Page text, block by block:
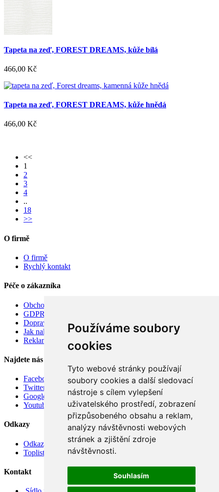
Používáme soubory
cookies
Tyto webové stránky používají
soubory cookies a další sledovací
nástroje s cílem vylepšení
uživatelského prostředí, zobrazení
přizpůsobeného obsahu a reklam,
analýzy návštěvnosti webových
stránek a zjištění zdroje
návštěvnosti.
Souhlasím
Tapeta na zeď, FOREST DREAMS, kůže bílá
466,00 Kč
Tapeta na zeď, FOREST DREAMS, kůže hnědá
466,00 Kč
<<
1
2
3
4
..
18
>>
O firmě
O firmě
Rychlý kontakt
Péče o zákazníka
Obchodní podmínky
GDPR
Doprava
Jak nakupovat
Reklamace
Najdete nás
Facebook
Twitter
Google
Youtube
Odkazy
Odkazy
Toplist
Kontakt